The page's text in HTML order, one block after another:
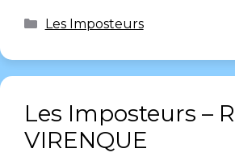
Les Imposteurs
Les Imposteurs –
VIRENQUE